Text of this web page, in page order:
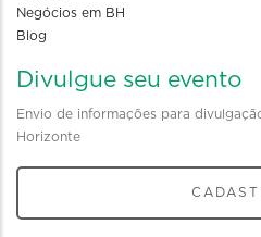
Negócios em BH
Blog
Divulgue seu evento
Envio de informações para
Horizonte